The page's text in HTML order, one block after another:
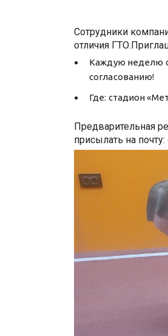
Сотрудники
отличия
Каждую неделю с
согласованию!
Где: стадион
Предварительная
присылать на